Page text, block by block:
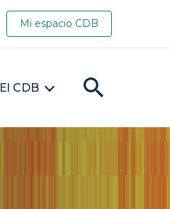
Mi espacio CDB
El CDB